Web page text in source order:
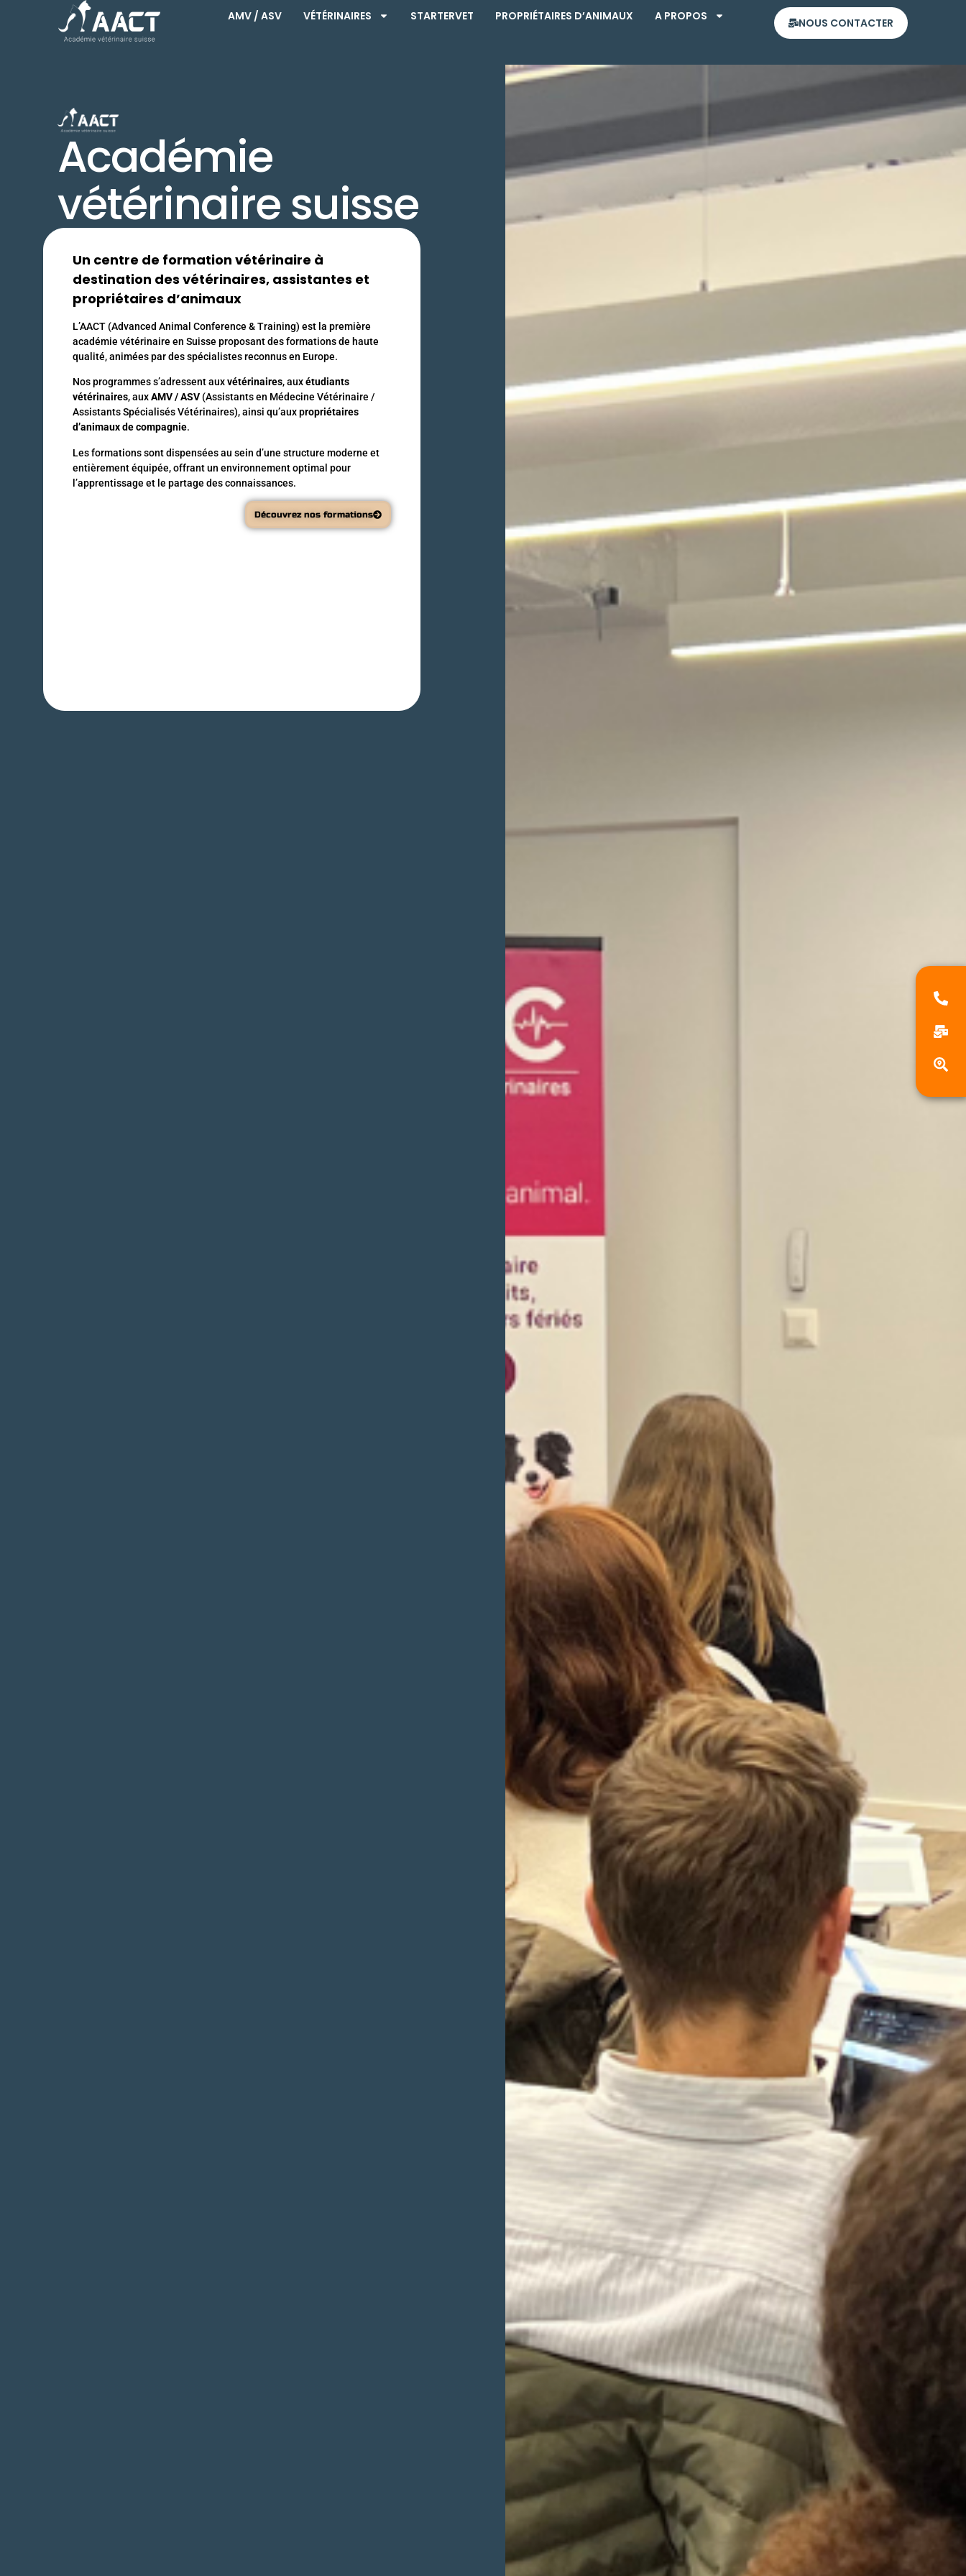
AMV / ASV VÉTÉRINAIRES STARTERVET PROPRIÉTAIRES D’ANIMAUX A PROPOS NOUS CONTACTER
Académie
vétérinaire suisse
Un centre de formation vétérinaire à
destination des vétérinaires, assistantes et
propriétaires d’animaux
L’AACT (Advanced Animal Conference & Training) est la première
académie vétérinaire en Suisse proposant des formations de haute
qualité, animées par des spécialistes reconnus en Europe.
Nos programmes s’adressent auxvétérinaires, auxétudiants
vétérinaires, auxAMV / ASV (Assistants en Médecine Vétérinaire /
Assistants Spécialisés Vétérinaires), ainsi qu’aux propriétaires
d’animaux de compagnie.
Les formations sont dispensées au sein d’une structure moderne et
entièrement équipée, offrant un environnement optimal pour
l’apprentissage et le partage des connaissances.
Découvrez nos formations